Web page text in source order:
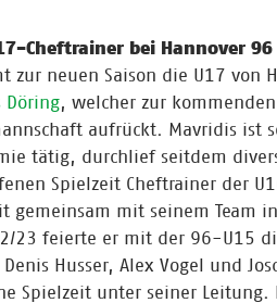
Cheftrainer bei Hannover 96
zur neuen Saison die U17 von
Döring, welcher zur kommenden
aufrückt. Mavridis ist
tätig, durchlief seitdem
Spielzeit Cheftrainer der
gemeinsam mit seinem Team
23 feierte er mit der 96-U15
Husser, Alex Vogel und
Spielzeit unter seiner Leitung.